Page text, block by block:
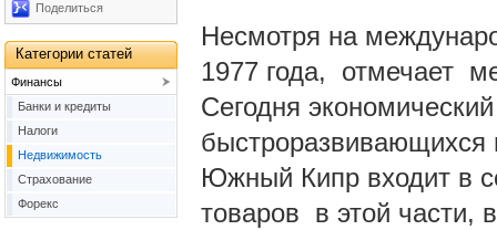
Несмотря на
1977 года, отмечает
Сегодня
Южный Кипр входит в
товаров в этой части,
Поделиться
Категории статей
Финансы
Банки и кредиты
Налоги
Недвижимость
Страхование
Форекс